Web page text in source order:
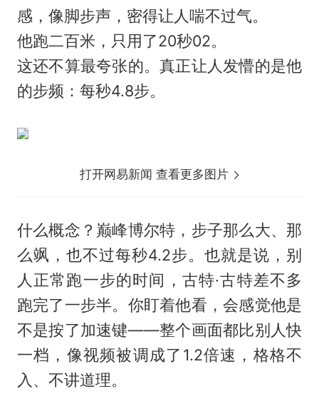
感，像脚步声，密得让人喘不过气。
他跑二百米，只用了20秒02。
这还不算最夸张的。真正让人发懵的是他
的步频：每秒4.8步。
打开网易新闻 查看更多图片
什么概念？巅峰博尔特，步子那么大、那
么飒，也不过每秒4.2步。也就是说，别
人正常跑一步的时间，古特·古特差不多
跑完了一步半。你盯着他看，会感觉他是
不是按了加速键——整个画面都比别人快
一档，像视频被调成了1.2倍速，格格不
入、不讲道理。